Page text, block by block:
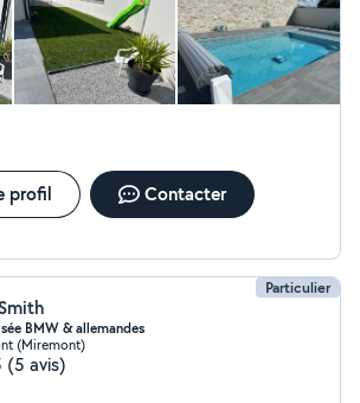
profil Contacter
Particulier
BMW & allemandes
(Miremont)
(5 avis)